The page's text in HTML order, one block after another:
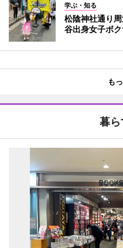
学ぶ・知る
松陰神社通り
谷出身女子ボ
も
暮ら